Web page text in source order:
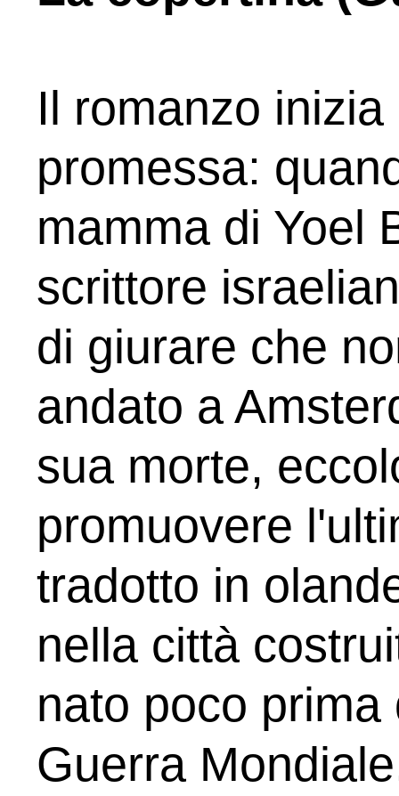
Il romanzo
promessa:
mamma di Yoel
scrittore
di giurare che
andato a
sua morte,
promuovere
tradotto in
nella città
nato poco
Guerra